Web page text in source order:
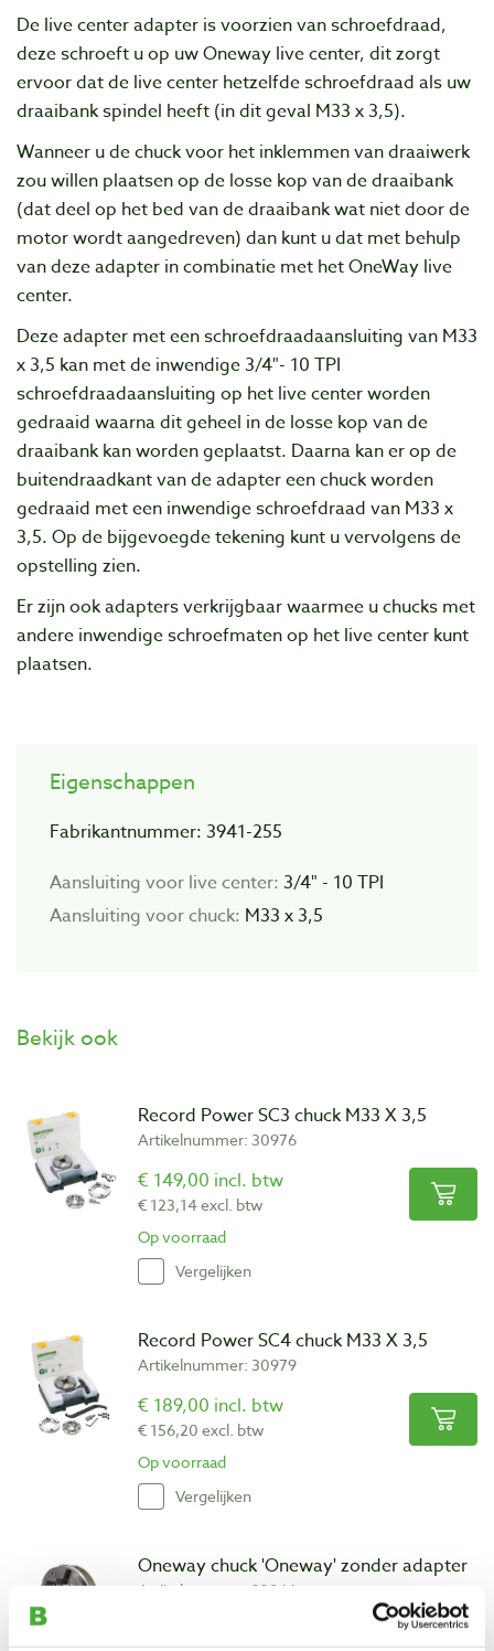
De livecenteradapter is voorzien van schroefdraad,
deze schroeft u op uwOneway live center, dit zorgt
ervoor datde live center hetzelfde schroefdraad als uw
draaibankspindel heeft (in dit geval M33 x 3,5).
Wanneer u de chuck voor het inklemmen van draaiwerk
zou willen plaatsen op de losse kop van de draaibank
(dat deel op het bed van de draaibank wat niet door de
motor wordt aangedreven) dan kunt u dat met behulp
van deze adapter in combinatie met het OneWay live
center.
Deze adapter met een schroefdraadaansluiting van M33
x 3,5 kan met de inwendige 3/4"- 10 TPI
schroefdraadaansluiting op het live center worden
gedraaid waarna dit geheel in de losse kop van de
draaibank kan worden geplaatst. Daarna kan er op de
buitendraadkant van de adapter een chuck worden
gedraaid met een inwendige schroefdraad van M33 x
3,5. Op de bijgevoegde tekening kunt u vervolgens de
opstelling zien.
Er zijn ook adapters verkrijgbaar waarmee u chucks met
andere inwendige schroefmaten op het live center kunt
plaatsen.
Eigenschappen
Fabrikantnummer: 3941-255
Aansluiting voor live center: 3/4" - 10 TPI
Aansluiting voor chuck: M33 x 3,5
Bekijk ook
Record Power SC3 chuck M33 X 3,5
Artikelnummer: 30976
€ 149,00 incl. btw
€ 123,14 excl. btw
Op voorraad
Vergelijken
Record Power SC4 chuck M33 X 3,5
Artikelnummer: 30979
€ 189,00 incl. btw
€ 156,20 excl. btw
Op voorraad
Vergelijken
Oneway chuck 'Oneway' zonder adapter
Artikelnummer: 23846